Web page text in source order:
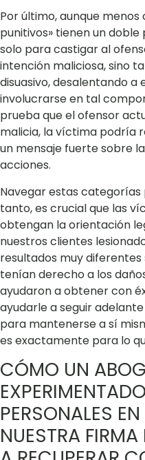
Por último, aunque menos
punitivos» tienen un
solo para castigar al
intención maliciosa, sino
disuasivo, desalentando a
involucrarse en tal
prueba que el ofensor
malicia, la víctima podría
un mensaje fuerte sobre
acciones.
Navegar estas categorías
tanto, es crucial que las
obtengan la orientación
nuestros clientes
resultados muy diferentes
tenían derecho a los
ayudaron a obtener con
ayudarle a seguir
para mantenerse a sí
es exactamente para lo
CÓMO UN
PERSONALES
NUESTRA FIRMA